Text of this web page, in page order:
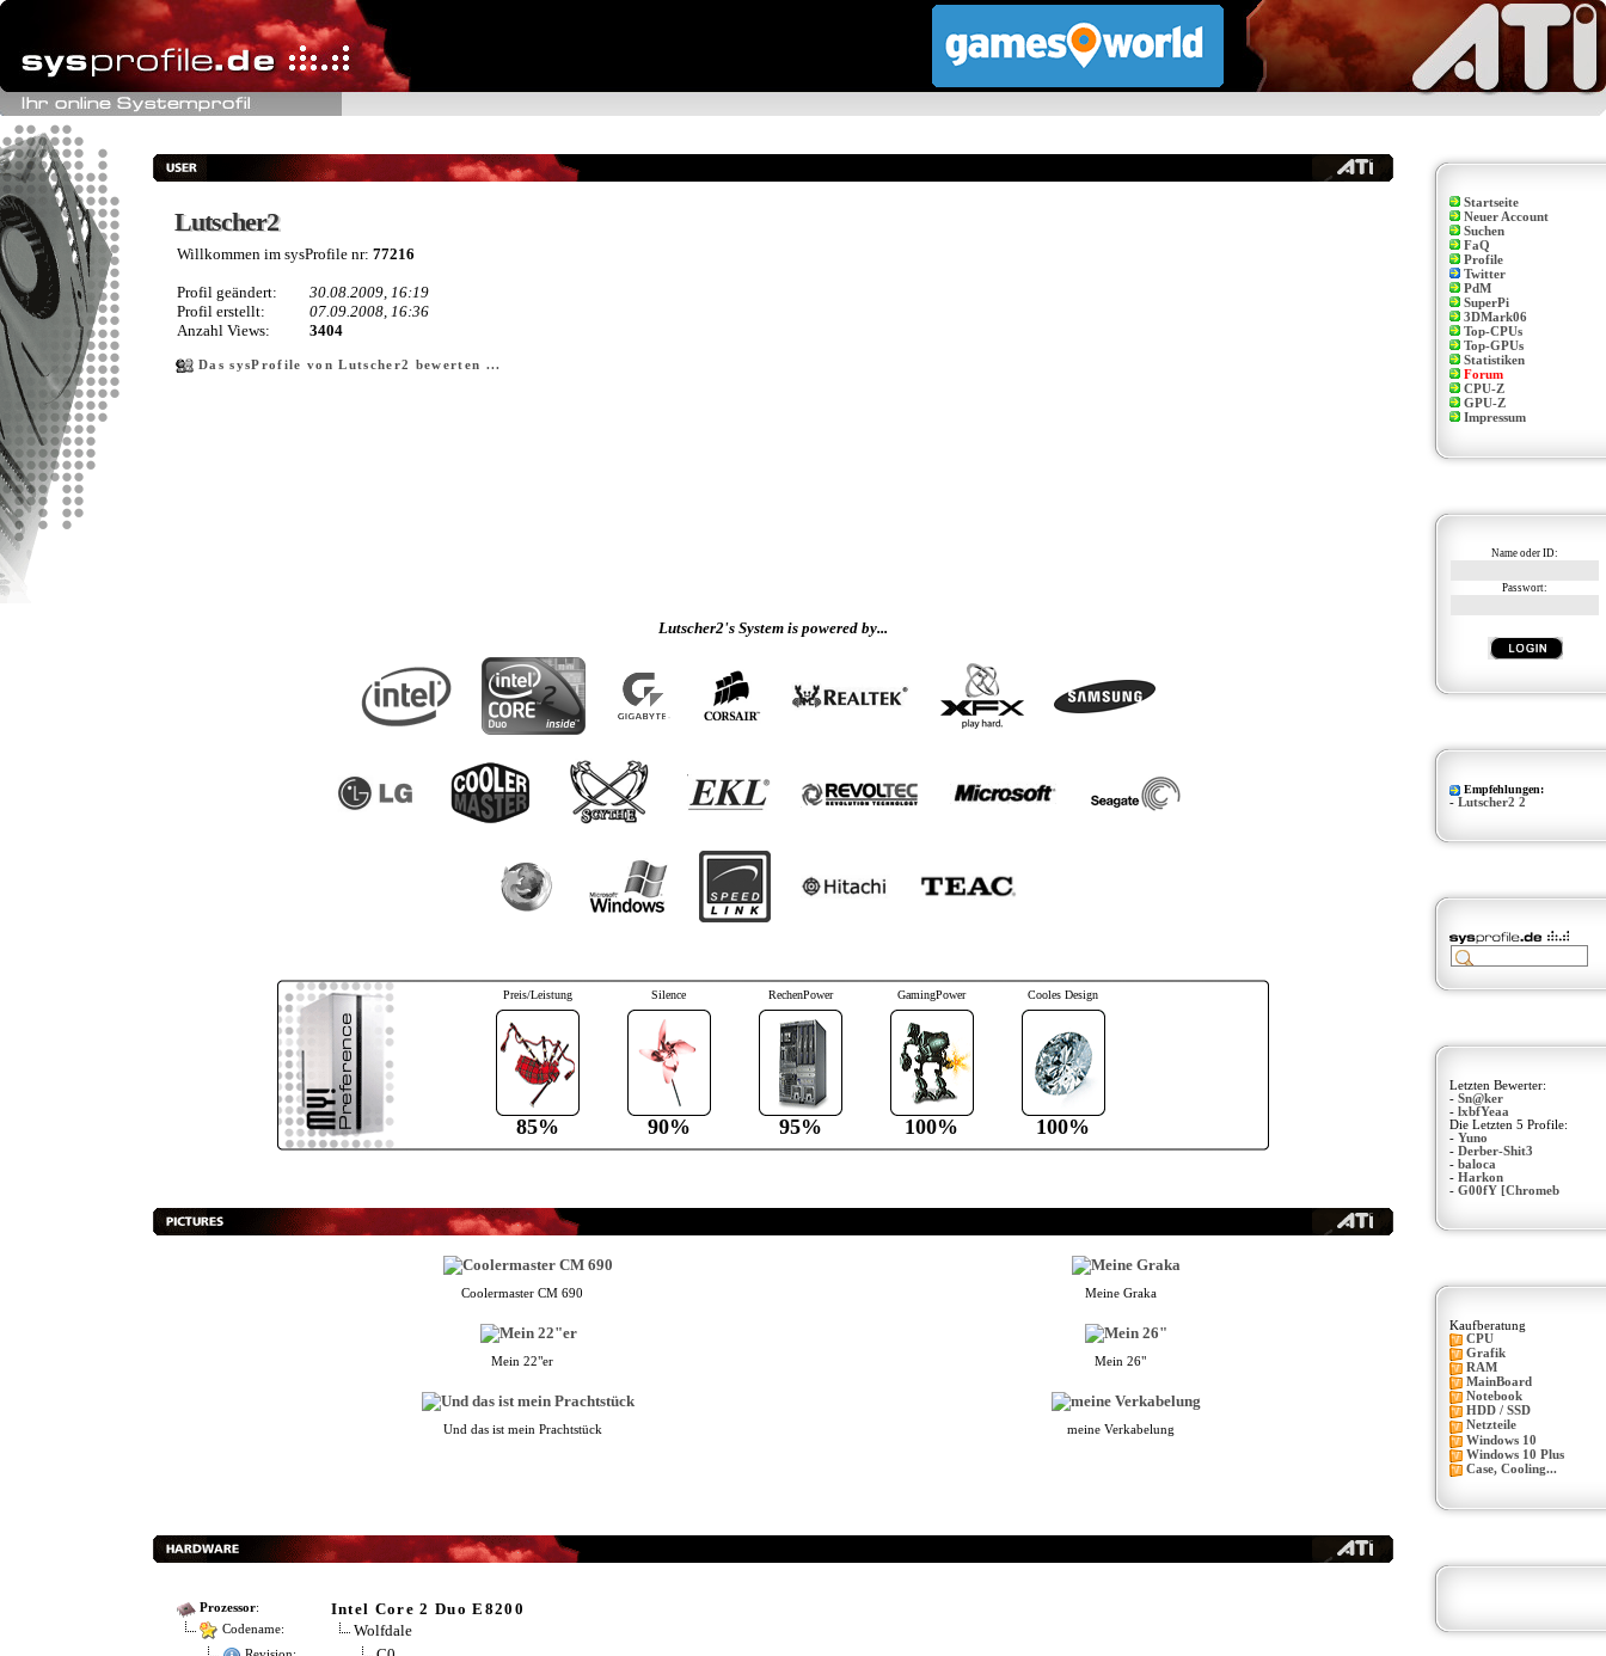
Lutscher2
Lutscher2
Willkommen im sysProfile nr: 77216
Profil geändert:
30.08.2009, 16:19
Profil erstellt:
07.09.2008, 16:36
Anzahl Views:
3404
Das sysProfile von Lutscher2 bewerten ...
Lutscher2's System is powered by...
Preis/Leistung
85%
Silence
90%
RechenPower
95%
GamingPower
100%
Cooles Design
100%
Coolermaster CM 690 Meine Graka
Mein 22"er Mein 26"
Und das ist mein Prachtstück meine Verkabelung
Prozessor: Intel Core 2 Duo E8200
Codename: Wolfdale
Startseite
Neuer Account
Suchen
FaQ
Profile
Twitter
PdM
SuperPi
3DMark06
Top-CPUs
Top-GPUs
Statistiken
Forum
CPU-Z
GPU-Z
Impressum
Name oder ID:
Passwort:
Empfehlungen:
- Lutscher2 2
Letzten Bewerter:
- Sn@ker
- lxbfYeaa
Die Letzten 5 Profile:
- Yuno
- Derber-Shit3
- baloca
- Harkon
- G00fY [Chromeb
Kaufberatung
CPU
Grafik
RAM
MainBoard
Notebook
HDD / SSD
Netzteile
Windows 10
Windows 10 Plus
Case, Cooling...